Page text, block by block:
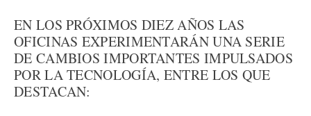
EN LOS PRÓXIMOS DIEZ AÑOS LAS
OFICINAS EXPERIMENTARÁN UNA SERIE
DE CAMBIOS IMPORTANTES IMPULSADOS
POR LA TECNOLOGÍA, ENTRE LOS QUE
DESTACAN: